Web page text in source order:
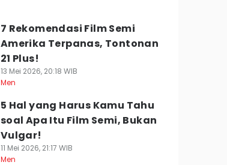
7 Rekomendasi Film Semi
Amerika Terpanas, Tontonan
21 Plus!
13 Mei 2026, 20:18 WIB
Men
5 Hal yang Harus Kamu Tahu
soal Apa Itu Film Semi, Bukan
Vulgar!
11 Mei 2026, 21:17 WIB
Men